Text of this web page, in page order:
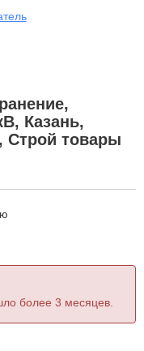
Казань,
Строй товары
более 3 месяцев.